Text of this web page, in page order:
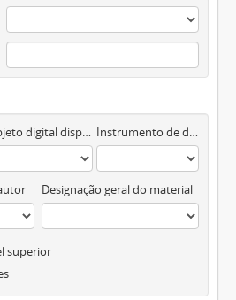
Objeto digital disponível Instrumento de descrição documental
Designação geral do material
superior